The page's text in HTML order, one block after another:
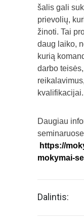
šalis gali
prievolių,
žinoti. Tai
daug laiko,
kurią
darbo
kvalifikacijai.
Daugiau
https://
mokymai-
Dalintis: